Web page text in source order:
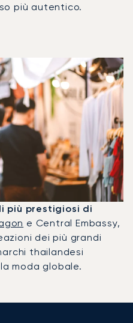
più autentico.
più prestigiosi di
e Central Embassy,
dei più grandi
thailandesi
moda globale.